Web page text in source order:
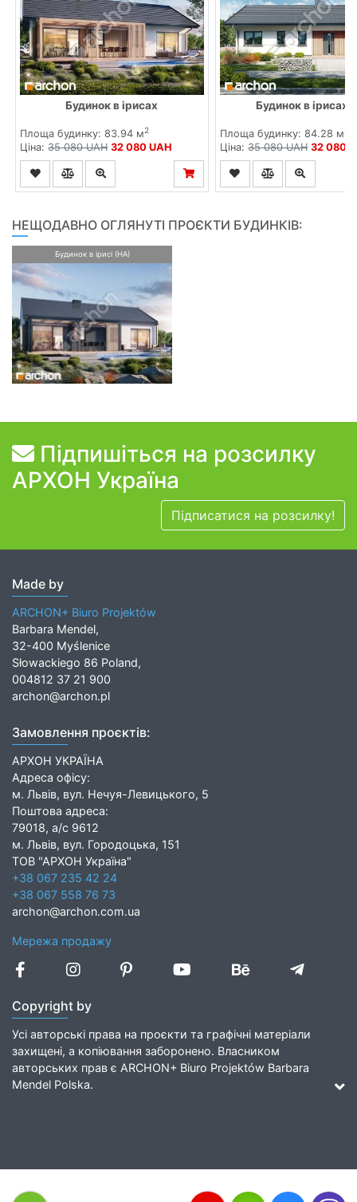
Будинок в ірисах
Площа будинку: 83.94 м2
Ціна: 35 080 UAH 32 080 UAH
Будинок в ірисах
Площа будинку: 84.28 м
Ціна:35 080 UAH 32 080
НЕЩОДАВНО ОГЛЯНУТІ ПРОЄКТИ БУДИНКІВ:
Будинок в ірисі (НА)
Підпишіться на розсилку
АРХОН Україна
Підписатися на розсилку!
Made by
ARCHON+ Biuro Projektów
Barbara Mendel,
32-400 Myślenice
Słowackiego 86 Poland,
004812 37 21 900
archon@archon.pl
Замовлення проєктів:
АРХОН УКРАЇНА
Адреса офісу:
м. Львів, вул. Нечуя-Левицького, 5
Поштова адреса:
79018, а/с 9612
м. Львів, вул. Городоцька, 151
ТОВ "АРХОН Україна"
+38 067 235 42 24
+38 067 558 76 73
archon@archon.com.ua
Мережа продажу
Copyright by
Усі авторські права на проєкти та графічні матеріали
захищені, а копіювання заборонено. Власником
авторських прав є ARCHON+ Biuro Projektów Barbara
Mendel Polska.